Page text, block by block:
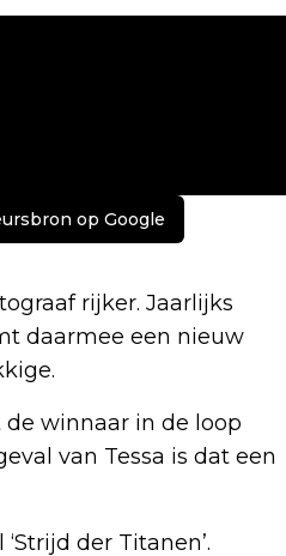
op Google
rijker. Jaarlijks
daarmee een nieuw
de winnaar in de loop
van Tessa is dat een
der Titanen’.